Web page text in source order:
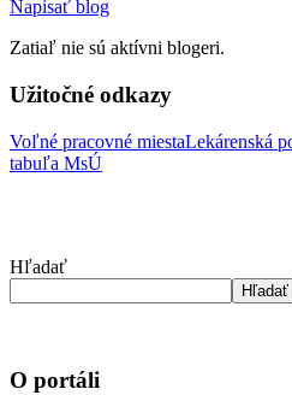
Napísať blog
Zatiaľ nie sú aktívni blogeri.
Užitočné odkazy
Voľné pracovné miestaLekárenská
tabuľa MsÚ
Hľadať
Hľadať
O portáli